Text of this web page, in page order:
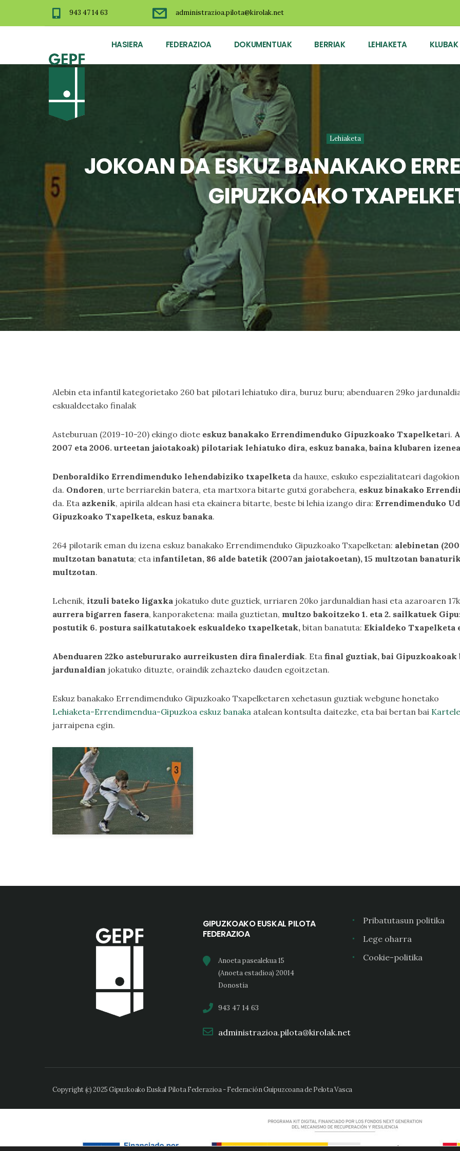
943 47 14 63 administrazioa.pilota@kirolak.net
HASIERA FEDERAZIOA DOKUMENTUAK BERRIAK LEHIAKETA KLUBAK
Lehiaketa
JOKOAN DA ESKUZ BANAKAKO
GIPUZKOAKO
Alebin eta infantil kategorietako 260 bat pilotari lehiatuko dira, buruz buru; abenduaren 29ko
eskualdeetako finalak
Asteburuan (2019-10-20) ekingo diote eskuz banakako Errendimenduko Gipuzkoako Txapelketari.
2007 eta 2006. urteetan jaiotakoak) pilotariak lehiatuko dira, eskuz banaka, baina klubaren
Denboraldiko Errendimenduko lehendabiziko txapelketa da hauxe, eskuko espezialitateari
da. Ondoren, urte berriarekin batera, eta martxora bitarte gutxi gorabehera, eskuz binakako
da. Eta azkenik, apirila aldean hasi eta ekainera bitarte, beste bi lehia izango dira: Errendimenduko
Gipuzkoako Txapelketa, eskuz banaka.
264 pilotarik eman du izena eskuz banakako Errendimenduko Gipuzkoako Txapelketan: alebinetan
multzotan banatuta; eta infantiletan, 86 alde batetik (2007an jaiotakoetan), 15 multzotan
multzotan.
Lehenik, itzuli bateko ligaxka jokatuko dute guztiek, urriaren 20ko jardunaldian hasi eta azaroaren
aurrera bigarren fasera, kanporaketena: maila guztietan, multzo bakoitzeko 1. eta 2. sailkatuek
postutik 6. postura sailkatutakoek eskualdeko txapelketak, bitan banatuta: Ekialdeko Txapelketa
Abenduaren 22ko astebururako aurreikusten dira finalerdiak. Eta final guztiak, bai Gipuzkoakoak
jardunaldian jokatuko dituzte, oraindik zehazteko dauden egoitzetan.
Eskuz banakako Errendimenduko Gipuzkoako Txapelketaren xehetasun guztiak webgune honetako
Lehiaketa-Errendimendua-Gipuzkoa eskuz banaka atalean kontsulta daitezke, eta bai bertan bai
jarraipena egin.
GIPUZKOAKO EUSKAL PILOTA
FEDERAZIOA
Anoeta pasealekua 15
(Anoeta estadioa) 20014
Donostia
943 47 14 63
administrazioa.pilota@kirolak.net
Pribatutasun politika
Lege oharra
Cookie-politika
Copyright (c) 2025 Gipuzkoako Euskal Pilota Federazioa - Federación Guipuzcoana de Pelota Vasca